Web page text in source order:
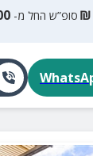
₪ סופ”ש החל מ-